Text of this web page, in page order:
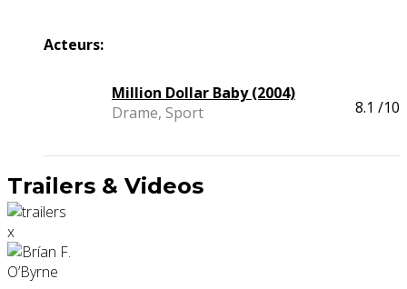
Acteurs:
Million Dollar Baby (2004)
Drame, Sport
8.1 /10
Trailers & Videos
x